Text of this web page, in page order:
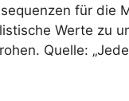
für die
Werte zu
Quelle: